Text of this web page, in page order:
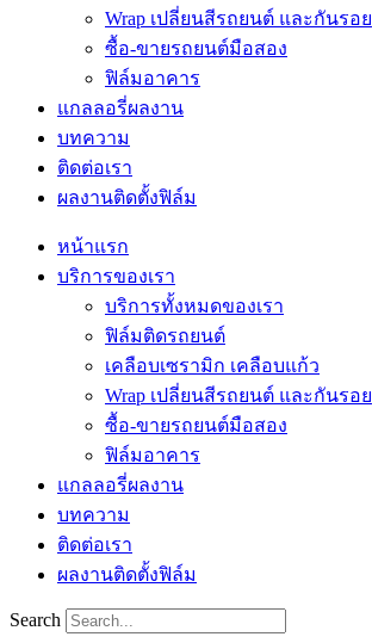
Wrap เปลี่ยนสีรถยนต์ และกันรอย
ซื้อ-ขายรถยนต์มือสอง
ฟิล์มอาคาร
แกลลอรี่ผลงาน
บทความ
ติดต่อเรา
ผลงานติดตั้งฟิล์ม
หน้าแรก
บริการของเรา
บริการทั้งหมดของเรา
ฟิล์มติดรถยนต์
เคลือบเซรามิก เคลือบแก้ว
Wrap เปลี่ยนสีรถยนต์ และกันรอย
ซื้อ-ขายรถยนต์มือสอง
ฟิล์มอาคาร
แกลลอรี่ผลงาน
บทความ
ติดต่อเรา
ผลงานติดตั้งฟิล์ม
Search